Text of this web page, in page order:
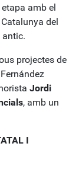
amb el
Catalunya del
projectes de
Jordi
, amb un
I